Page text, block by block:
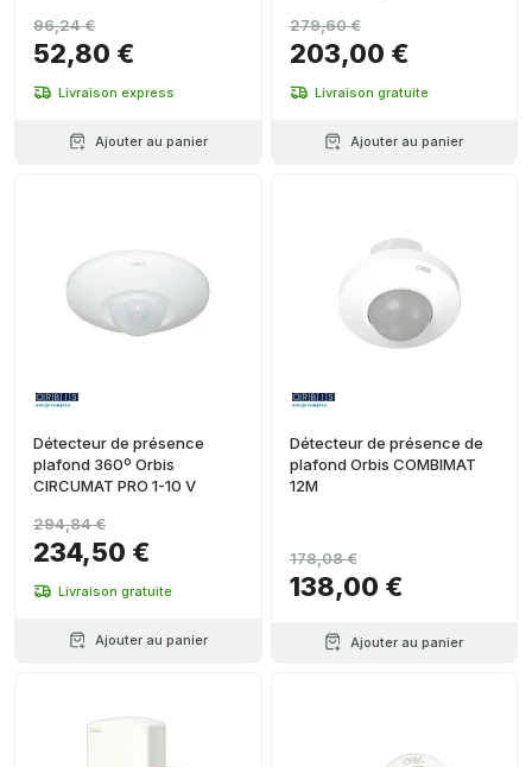
Ø10M(DÉPLACEMENT
52,80 €
96,24 €
Livraison express
Ajouter au panier
203,00 €
279,60 €
Livraison gratuite
Ajouter au panier
Détecteur de présence
plafond 360º Orbis
CIRCUMAT PRO 1-10 V
234,50 €
294,84 €
Livraison gratuite
Ajouter au panier
Détecteur de présence de
plafond Orbis COMBIMAT
12M
138,00 €
178,08 €
Ajouter au panier